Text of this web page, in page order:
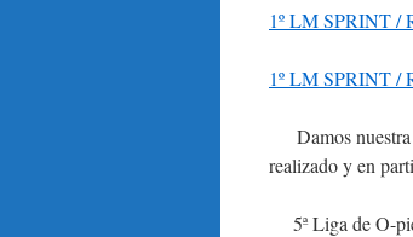
1º LM SPRINT /
1º LM SPRINT /
Damos nuestra
realizado y en
5ª Liga de O-